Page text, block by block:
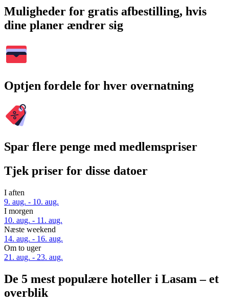
Muligheder for gratis afbestilling, hvis
dine planer ændrer sig
Optjen fordele for hver overnatning
Spar flere penge med medlemspriser
Tjek priser for disse datoer
I aften
9. aug. - 10. aug.
I morgen
10. aug. - 11. aug.
Næste weekend
14. aug. - 16. aug.
Om to uger
21. aug. - 23. aug.
De 5 mest populære hoteller i Lasam – et
overblik